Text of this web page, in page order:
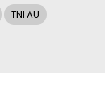
TNI AU